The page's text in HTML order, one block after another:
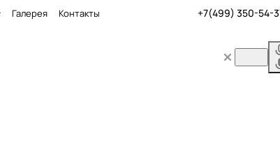
Галерея Контакты +7(499) 350-54-